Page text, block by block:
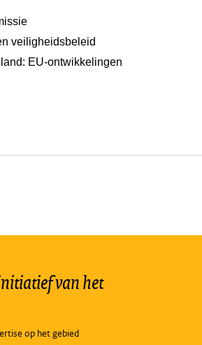
veiligheidsbeleid
EU-ontwikkelingen
van het
op het gebied